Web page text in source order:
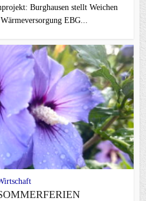
Burghausen stellt Weichen
EBG...